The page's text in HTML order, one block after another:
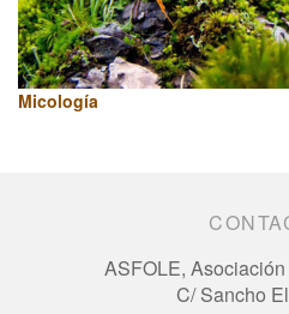
Micología
ASFOLE,
C/ Sancho